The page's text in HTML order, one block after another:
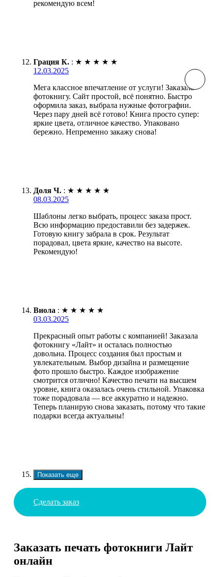
рекомендую всем!
Грация К. : ★ ★ ★ ★ ★
12.03.2025
Мега классное впечатление от услуги! Заказала
фотокнигу. Сайт простой, всё понятно. Быстро
оформила заказ, выбрала нужные фотографии.
Через пару дней всё готово! Книга просто супер:
яркие цвета, отличное качество. Упаковано
бережно. Непременно закажу снова!
Доля Ч. : ★ ★ ★ ★ ★
08.03.2025
Шаблоны легко выбрать, процесс заказа прост.
Всю информацию предоставили без задержек.
Готовую книгу забрала в срок. Результат
порадовал, цвета яркие, качество на высоте.
Рекомендую!
Виола : ★ ★ ★ ★ ★
03.03.2025
Прекрасный опыт работы с компанией! Заказала
фотокнигу «Лайт» и осталась полностью
довольна. Процесс создания был простым и
увлекательным. Выбор дизайна и размещение
фото прошло быстро. Каждое изображение
смотрится отлично! Качество печати на высшем
уровне, книга оказалась очень стильной. Упаковка
тоже порадовала — все аккуратно и надежно.
Теперь планирую снова заказать, потому что такие
подарки всегда актуальны!
Показать еще
Сделать заказ
Заказать печать фотокниги Лайт
онлайн